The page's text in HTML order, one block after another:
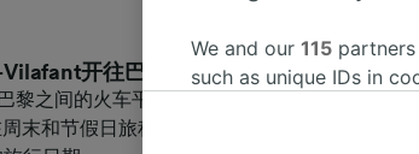
开往巴黎需要多长时间？
之间的火车平均旅程时间为8小时43分钟，
末和节假日旅程时间可能更长；请利用网页中
We and our 115
such as unique IDs in
where legitimate